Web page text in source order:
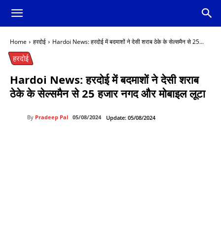
Home हरदोई Hardoi News: हरदोई में बदमाशों ने देसी शराब ठेके के सेल्समैन से 25...
हरदोई
Hardoi News: हरदोई में बदमाशों ने देसी शराब
ठेके के सेल्समैन से 25 हजार नगद और मोबाइल लूटा
By Pradeep Pal 05/08/2024 Update: 05/08/2024